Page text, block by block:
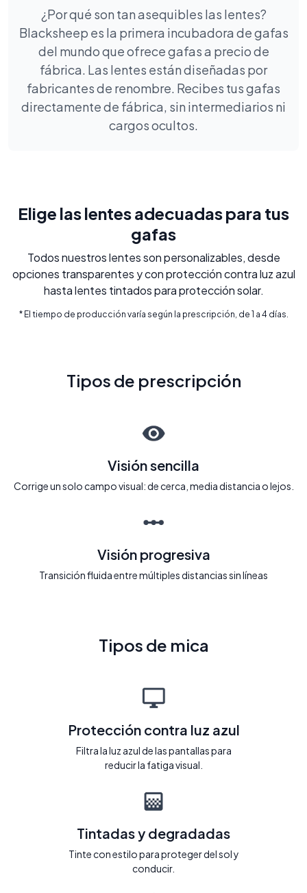
¿Por qué son tan asequibles las lentes?
Blacksheep es la primera incubadora de gafas
del mundo que ofrece gafas a precio de
fábrica. Las lentes están diseñadas por
fabricantes de renombre. Recibes tus gafas
directamente de fábrica, sin intermediarios ni
cargos ocultos.
Elige las lentes adecuadas para tus
gafas
Todos nuestros lentes son personalizables, desde
opciones transparentes y con protección contra luz azul
hasta lentes tintados para protección solar.
* El tiempo de producción varía según la prescripción, de 1 a 4 días.
Tipos de prescripción
Visión sencilla
Corrige un solo campo visual: de cerca, media distancia o lejos.
Visión progresiva
Transición fluida entre múltiples distancias sin líneas
Tipos de mica
Protección contra luz azul
Filtra la luz azul de las pantallas para
reducir la fatiga visual.
Tintadas y degradadas
Tinte con estilo para proteger del sol y
conducir.